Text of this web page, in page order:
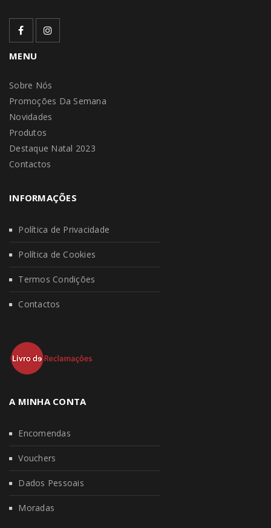
MENU
Sobre Nós
Promoções Da Semana
Novidades
Produtos
Destaque Natal 2023
Contactos
INFORMAÇÕES
Política de Privacidade
Política de Cookies
Termos Condições
Contactos
A MINHA CONTA
Encomendas
Vouchers
Dados Pessoais
Moradas